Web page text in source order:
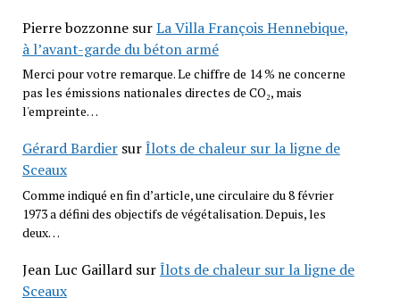
Pierre bozzonnesurLa Villa François Hennebique,
à l’avant-garde du béton armé
Merci pour votre remarque. Le chiffre de 14 % ne concerne
pas les émissions nationales directes de CO₂, mais
l'empreinte…
Gérard BardiersurÎlots de chaleur sur la ligne de
Sceaux
Comme indiqué en fin d’article, une circulaire du 8 février
1973 a défini des objectifs de végétalisation. Depuis, les
deux…
Jean Luc GaillardsurÎlots de chaleur sur la ligne de
Sceaux